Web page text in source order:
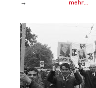
→
mehr…